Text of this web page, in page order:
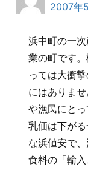
2007年
浜中町の一
業の町です
っては大衝
にはありま
や漁民にとっ
乳価は下が
な浜値安で
食料の「輸